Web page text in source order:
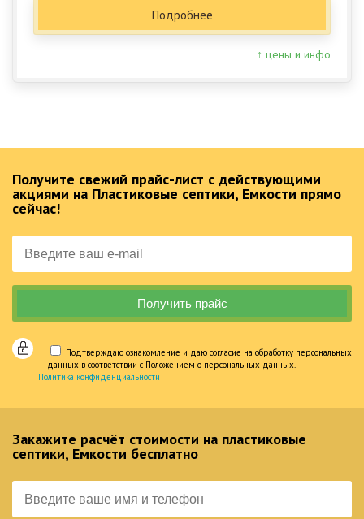
Подробнее
↑ цены и инфо
Получите свежий прайс-лист с действующими
акциями на Пластиковые септики, Емкости прямо
сейчас!
Подтверждаю ознакомление и даю согласие на обработку персональных
данных в соответствии с Положением о персональных данных.
Политика конфиденциальности
Закажите расчёт стоимости на пластиковые
септики, Емкости бесплатно